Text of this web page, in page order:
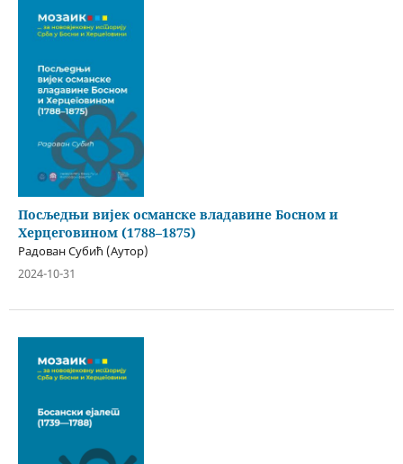
Посљедњи вијек османске владавине Босном и
Херцеговином (1788–1875)
Радован Субић (Аутор)
2024-10-31